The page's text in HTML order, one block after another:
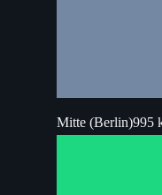
Mitte (Berlin)995